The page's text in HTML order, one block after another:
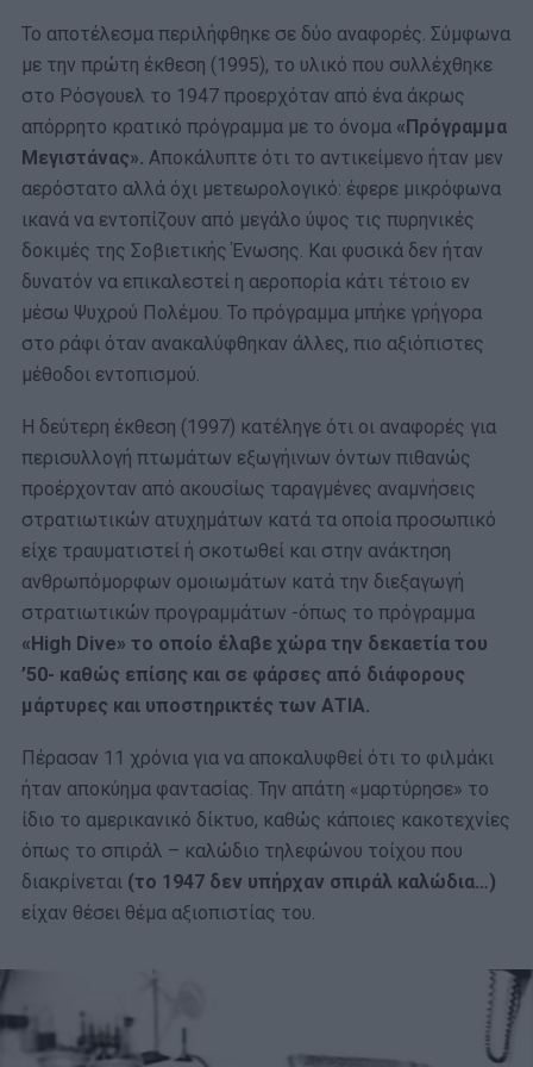
Το αποτέλεσμα περιλήφθηκε σε δύο αναφορές. Σύμφωνα
με την πρώτη έκθεση (1995), το υλικό που συλλέχθηκε
στο Ρόσγουελ το 1947 προερχόταν από ένα άκρως
απόρρητο κρατικό πρόγραμμα με το όνομα «Πρόγραμμα
Μεγιστάνας». Αποκάλυπτε ότι το αντικείμενο ήταν μεν
αερόστατο αλλά όχι μετεωρολογικό: έφερε μικρόφωνα
ικανά να εντοπίζουν από μεγάλο ύψος τις πυρηνικές
δοκιμές της Σοβιετικής Ένωσης. Και φυσικά δεν ήταν
δυνατόν να επικαλεστεί η αεροπορία κάτι τέτοιο εν
μέσω Ψυχρού Πολέμου. Το πρόγραμμα μπήκε γρήγορα
στο ράφι όταν ανακαλύφθηκαν άλλες, πιο αξιόπιστες
μέθοδοι εντοπισμού.
Η δεύτερη έκθεση (1997) κατέληγε ότι οι αναφορές για
περισυλλογή πτωμάτων εξωγήινων όντων πιθανώς
προέρχονταν από ακουσίως ταραγμένες αναμνήσεις
στρατιωτικών ατυχημάτων κατά τα οποία προσωπικό
είχε τραυματιστεί ή σκοτωθεί και στην ανάκτηση
ανθρωπόμορφων ομοιωμάτων κατά την διεξαγωγή
στρατιωτικών προγραμμάτων -όπως το πρόγραμμα
«High Dive» το οποίο έλαβε χώρα την δεκαετία του
’50- καθώς επίσης και σε φάρσες από διάφορους
μάρτυρες και υποστηρικτές των ΑΤΙΑ.
Πέρασαν 11 χρόνια για να αποκαλυφθεί ότι το φιλμάκι
ήταν αποκύημα φαντασίας. Την απάτη «μαρτύρησε» το
ίδιο το αμερικανικό δίκτυο, καθώς κάποιες κακοτεχνίες
όπως το σπιράλ – καλώδιο τηλεφώνου τοίχου που
διακρίνεται (το 1947 δεν υπήρχαν σπιράλ καλώδια…)
είχαν θέσει θέμα αξιοπιστίας του.